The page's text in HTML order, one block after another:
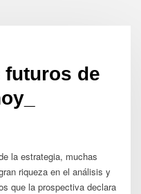
de
la estrategia, muchas
riqueza en el análisis y
que la prospectiva declara